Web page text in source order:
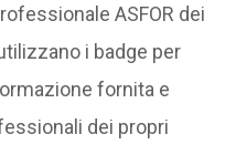
ASFOR dei
i badge per
fornita e
dei propri